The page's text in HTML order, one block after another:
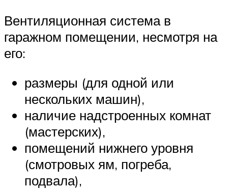
Вентиляционная система в
гаражном помещении, несмотря на
его:
размеры (для одной или
нескольких машин),
наличие надстроенных комнат
(мастерских),
помещений нижнего уровня
(смотровых ям, погреба,
подвала),